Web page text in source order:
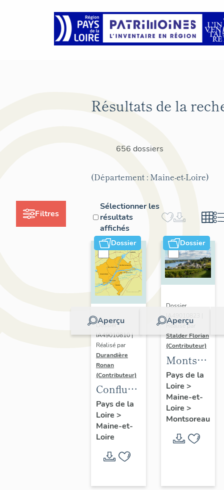
Filtres
Résultats de la
656 dossiers
(Département : Maine-et-Loire)
Sélectionner les
résultats
affichés
Dossier
Aperçu
Dossier
IA49010810 |
Réalisé par
Durandière
Ronan
(Contributeur)
Confluence
Maine-
Loire :
présentation
l'opération
Pays de la
Loire >
Maine-et-
Loire
Dossier
Aperçu
Dossier
IA49010823 |
Réalisé par
Stalder Florian
(Contributeur)
Montsoreau
:
de la
commune
Pays de la
Loire >
Maine-et-
Loire >
Montsoreau